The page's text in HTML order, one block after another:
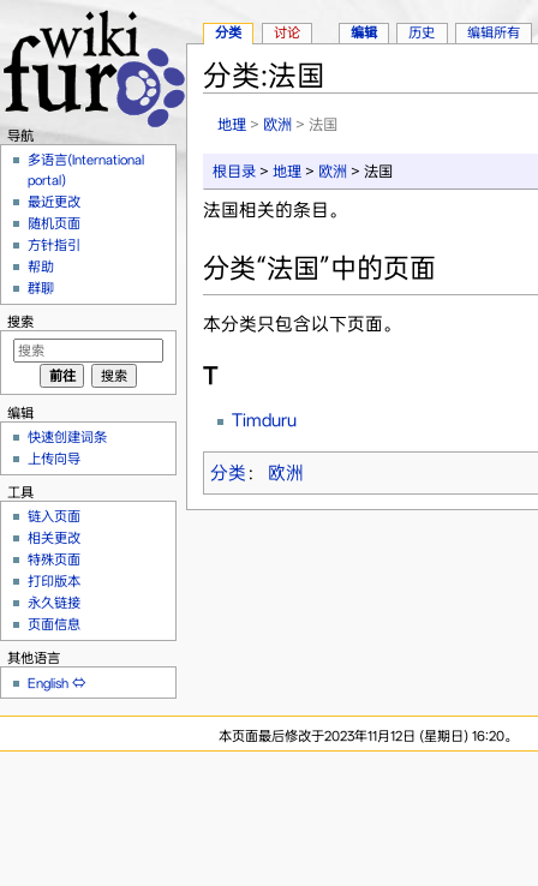
分类:法国
地理 > 欧洲 > 法国
根目录 >地理 > 欧洲 > 法国
法国相关的条目。
分类“法国”中的页面
本分类只包含以下页面。
T
Timduru
分类 ： 欧洲
分类 讨论 编辑 历史 编辑所有
导航
多语言(International
portal)
最近更改
随机页面
方针指引
帮助
群聊
搜索
编辑
快速创建词条
上传向导
工具
链入页面
相关更改
特殊页面
打印版本
永久链接
页面信息
其他语言
English ⇔
本页面最后修改于2023年11月12日 (星期日) 16:20。